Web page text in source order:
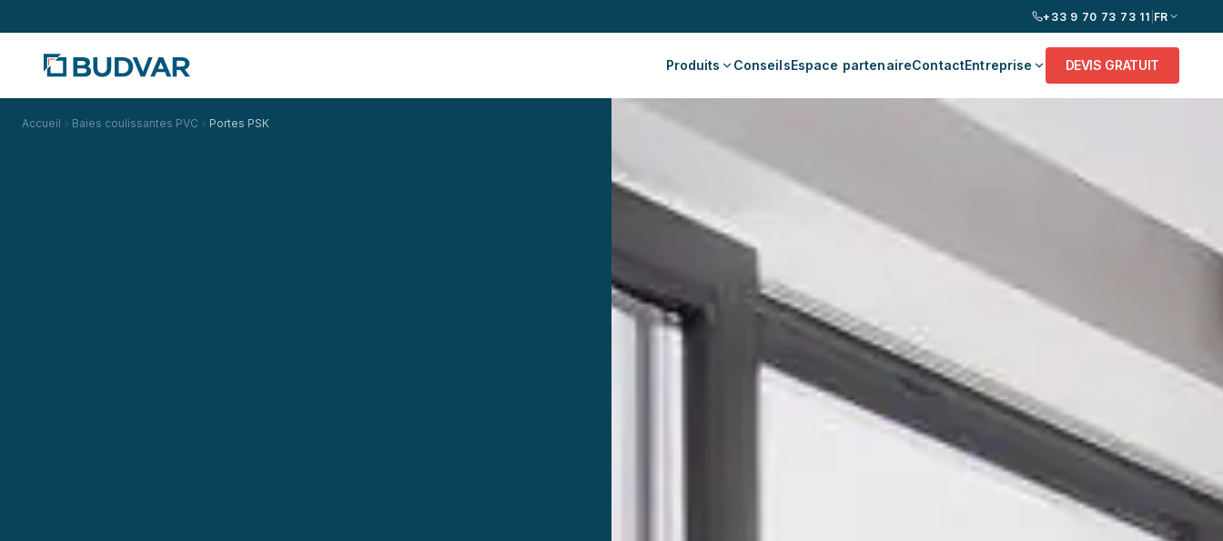
+33 9 70 73 73 11 FR
Produits ConseilsEspace partenaireContactEntreprise DEVIS GRATUIT
Accueil Baies coulissantes PVC Portes PSK